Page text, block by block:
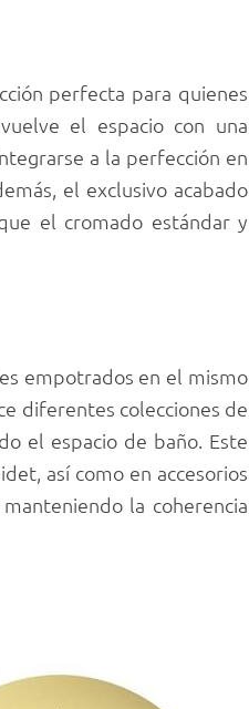
perfecta para quienes
el espacio con una
a la perfección en
el exclusivo acabado
el cromado estándar y
empotrados en el mismo
diferentes colecciones de
el espacio de baño. Este
así como en accesorios
la coherencia